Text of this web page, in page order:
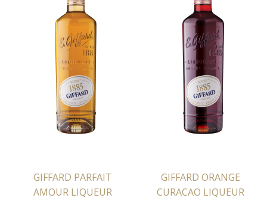
GIFFARD PARFAIT
AMOUR LIQUEUR
GIFFARD ORANGE
CURACAO LIQUEUR